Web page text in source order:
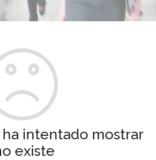
ha intentado mostrar
existe